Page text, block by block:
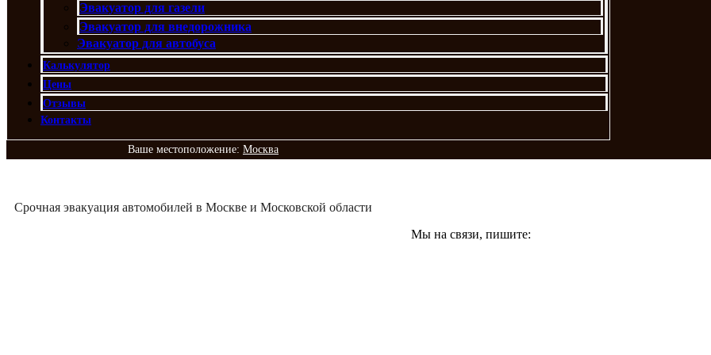
Эвакуатор для газели
Эвакуатор для внедорожника
Эвакуатор для автобуса
Калькулятор
Цены
Отзывы
Контакты
Ваше местоположение: Москва
Срочная эвакуация автомобилей в Москве и Московской области
Мы на связи, пишите: